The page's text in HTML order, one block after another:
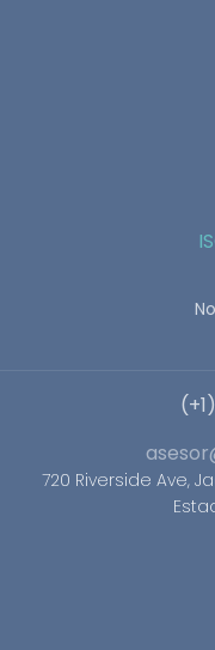
720 Riverside Ave,